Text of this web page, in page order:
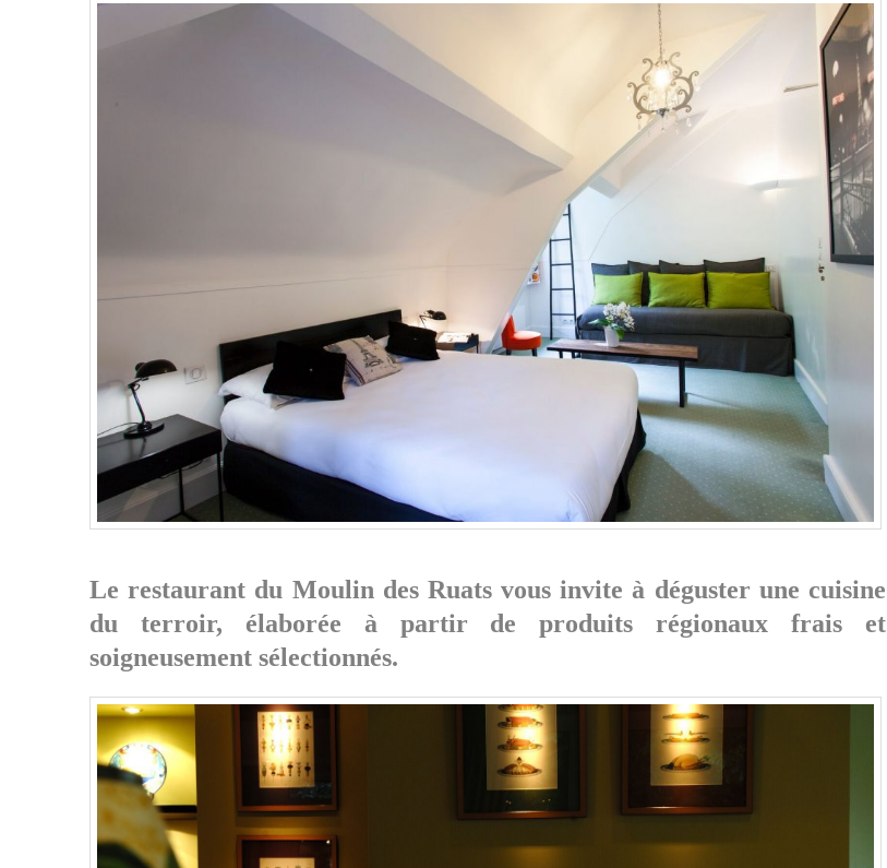
Le restaurant du Moulin des Ruatsvous invite à déguster une cuisine
du terroir, élaborée à partir de produits régionaux frais et
soigneusement sélectionnés.